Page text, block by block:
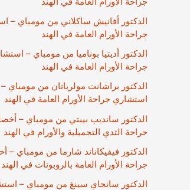
الدكتور أفانيش ساكلاني من مومباي –
جراحة الأورام العامة في الهند
الدكتور أديتيا بوناميا من مومباي –
جراحة الأورام العامة في الهند
الدكتور براشانت مولرباتان من مومباي –
استشاري جراحة الأورام العامة في الهند
الدكتور سانديب بيبتي من مومباي –
جراحة الثدي التجميلية والأورام في الهند
الدكتور فيفيكاناند شارما من مومباي –
جراحة الأورام العامة بالروبوتات في الهند
الدكتور سانجاي سينغ من مومباي –